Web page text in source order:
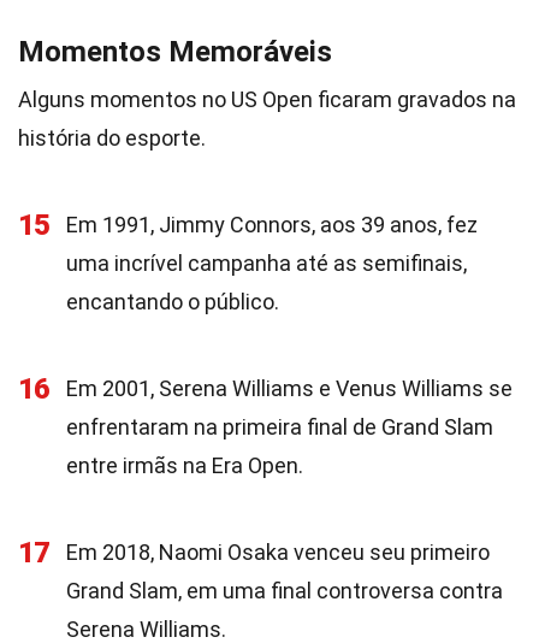
Momentos Memoráveis
Alguns momentos no US Open ficaram gravados na
história do esporte.
15
Em 1991, Jimmy Connors, aos 39 anos, fez
uma incrível campanha até as semifinais,
encantando o público.
16
Em 2001, Serena Williams e Venus Williams se
enfrentaram na primeira final de Grand Slam
entre irmãs na Era Open.
17
Em 2018, Naomi Osaka venceu seu primeiro
Grand Slam, em uma final controversa contra
Serena Williams.